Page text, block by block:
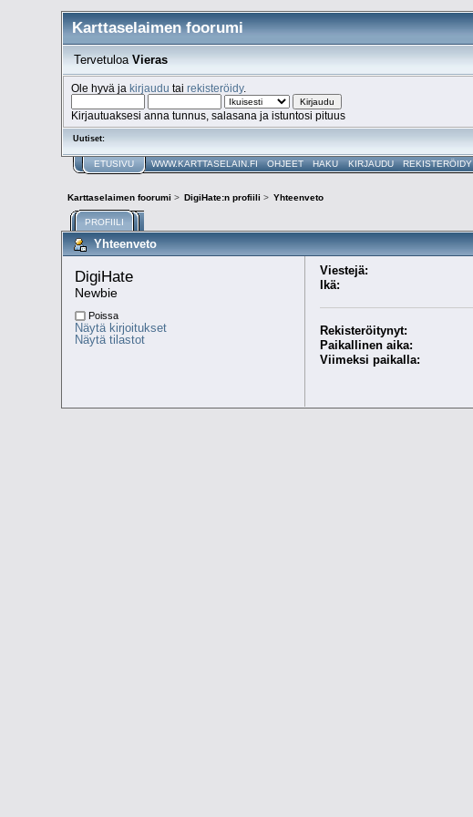
Karttaselaimen foorumi
Tervetuloa Vieras
Ole hyvä jakirjaudu tairekisteröidy.
Kirjautuaksesi anna tunnus, salasana ja istuntosi pituus
Uutiset:
ETUSIVU WWW.KARTTASELAIN.FI OHJEET HAKU KIRJAUDU REKISTERÖIDY
Karttaselaimen foorumi > DigiHate:n profiili > Yhteenveto
PROFIILI
Yhteenveto
DigiHate
Newbie
Poissa
Näytä kirjoitukset
Näytä tilastot
Viestejä:
Ikä:
Rekisteröitynyt:
Paikallinen aika:
Viimeksi paikalla: